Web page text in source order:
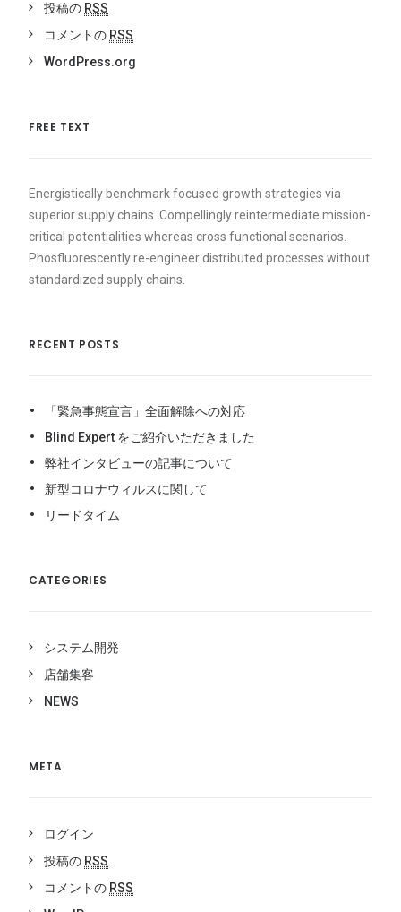
投稿の RSS
コメントの RSS
WordPress.org
FREE TEXT
Energistically benchmark focused growth strategies via
superior supply chains. Compellingly reintermediate mission-
critical potentialities whereas cross functional scenarios.
Phosfluorescently re-engineer distributed processes without
standardized supply chains.
RECENT POSTS
「緊急事態宣言」全面解除への対応
Blind Expert をご紹介いただきました
弊社インタビューの記事について
新型コロナウィルスに関して
リードタイム
CATEGORIES
システム開発
店舗集客
NEWS
META
ログイン
投稿の RSS
コメントの RSS